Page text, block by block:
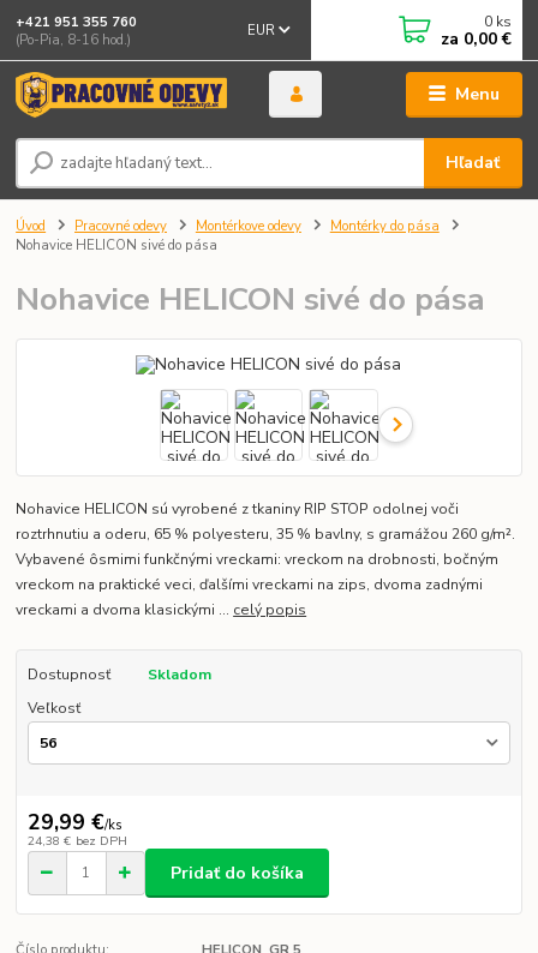
Menu
EUR
Hľadať
+421 951 355 760
(Po-Pia, 8-16 hod.)
0 ks
za 0,00 €
Úvod Pracovné odevy Montérkove odevy
Montérky do pása
Nohavice HELICON sivé do pása
Nohavice HELICON sivé do pása
Nohavice HELICON sú vyrobené z tkaniny RIP STOP odolnej voči
roztrhnutiu a oderu, 65 % polyesteru, 35 % bavlny, s gramážou 260 g/m².
Vybavené ôsmimi funkčnými vreckami: vreckom na drobnosti, bočným
vreckom na praktické veci, ďalšími vreckami na zips, dvoma zadnými
vreckami a dvoma klasickými ... celý popis
Dostupnosť
Skladom
Veľkosť
29,99 €/ks
24,38 € bez DPH
Pridať do košíka